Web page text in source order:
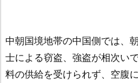
中朝国境地帯の中国側では、
士による窃盗、強盗が相次い
料の供給を受けられず、空腹